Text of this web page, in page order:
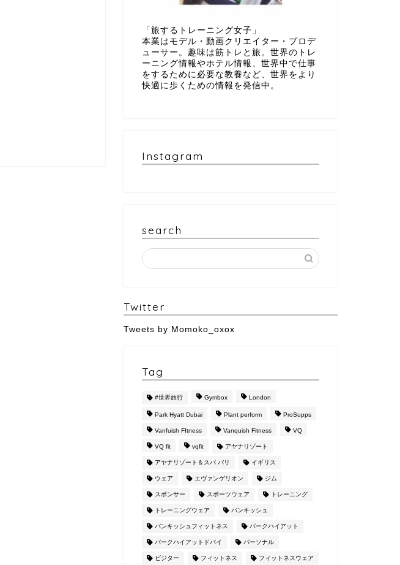
「旅するトレーニング女子」
本業はモデル・動画クリエイター・プロデ
ューサー。趣味は筋トレと旅。世界のトレ
ーニング情報やホテル情報、世界中で仕事
をするために必要な教養など、世界をより
快適に歩くための情報を発信中。
Instagram
search
Twitter
Tweets by Momoko_oxox
Tag
#世界旅行 Gymbox London
Park Hyatt Dubai Plant perform ProSupps
Vanfuish FItness Vanquish Fitness VQ
VQ fit vqfit アヤナリゾート
アヤナリゾート＆スパ バリ イギリス
ウェア エヴァンゲリオン ジム
スポンサー スポーツウェア トレーニング
トレーニングウェア バンキッシュ
バンキッシュフィットネス パークハイアット
パークハイアットドバイ パーソナル
ビジター フィットネス フィットネスウェア